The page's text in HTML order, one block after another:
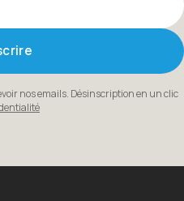
nos emails. Désinscription en un clic